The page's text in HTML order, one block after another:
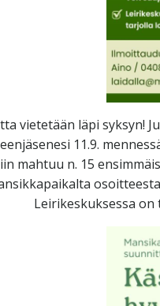
vietetään läpi syksyn!
11.9.
mahtuu n. 15
Leirikeskuksessa